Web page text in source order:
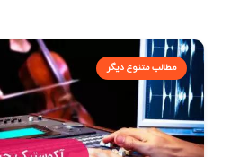
مطالب متنوع دیگر